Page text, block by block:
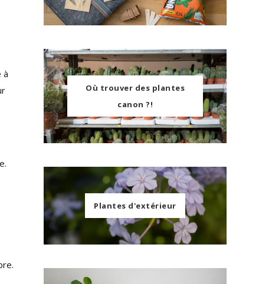
à
Où trouver des plantes
canon ?!
Plantes d'extérieur